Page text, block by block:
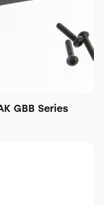
GBB Series